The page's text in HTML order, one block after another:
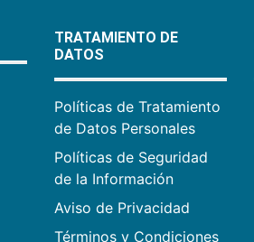
TRATAMIENTO DE
DATOS
Políticas de Tratamiento
de Datos Personales
Políticas de Seguridad
de la Información
Aviso de Privacidad
Términos y Condiciones